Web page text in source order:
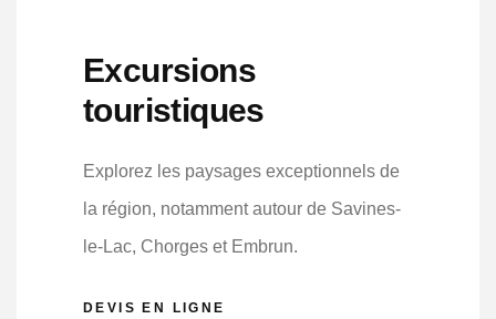
Excursions
touristiques
Explorez les paysages exceptionnels de
la région, notamment autour de Savines-
le-Lac, Chorges et Embrun.
DEVIS EN LIGNE